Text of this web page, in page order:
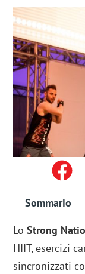
Sommario
LoStrong
HIIT, esercizi
sincronizzati